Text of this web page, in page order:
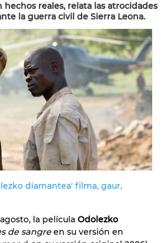
hechos reales, relata las atrocidades
la guerra civil de Sierra Leona.
diamantea' filma, gaur,
la película Odolezko
de sangreen su versión en